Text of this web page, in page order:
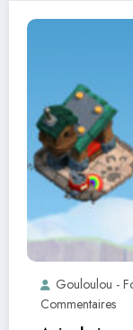
Gouloulou -
Commentaires